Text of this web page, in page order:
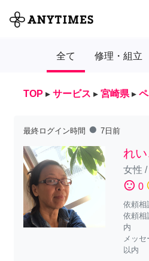
全て 修理・組立
TOP ▸ サービス ▸ 宮崎県 ▸
最終ログイン時間 fiber_manual_record 7日前
れ
女性 /
sentiment_satisfied 0
依頼相
依頼相
内
メッ
以内